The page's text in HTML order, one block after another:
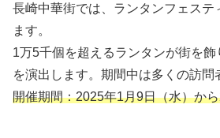
長崎中華街では、ランタンフェステ
ます。
1万5千個を超えるランタンが街を
を演出します。期間中は多くの訪問
開催期間：2025年1月9日（水）か